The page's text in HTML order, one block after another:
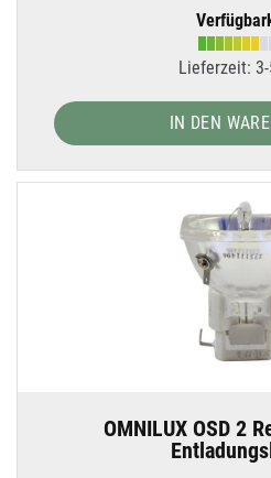
Lieferzeit: 3-
IN DEN
OMNILUX OSD 2